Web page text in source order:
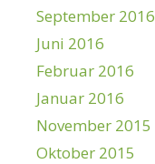
September 2016
Juni 2016
Februar 2016
Januar 2016
November 2015
Oktober 2015